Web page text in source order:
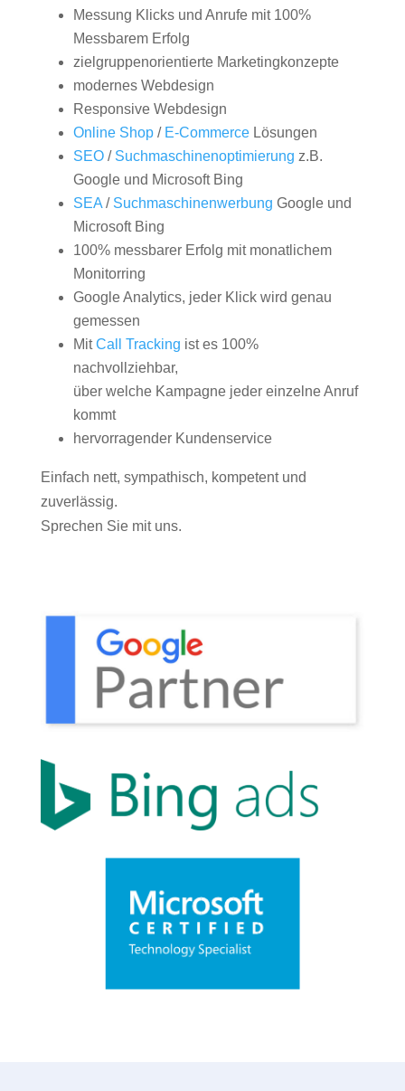
Messung Klicks und Anrufe mit 100%
Messbarem Erfolg
zielgruppenorientierte Marketingkonzepte
modernes Webdesign
Responsive Webdesign
Online Shop/ E-CommerceLösungen
SEO/ Suchmaschinenoptimierung z.B.
Google und Microsoft Bing
SEA/ Suchmaschinenwerbung Google und
Microsoft Bing
100% messbarer Erfolg mit monatlichem
Monitorring
Google Analytics, jeder Klick wird genau
gemessen
MitCall Tracking ist es 100%
nachvollziehbar,
über welche Kampagne jeder einzelne Anruf
kommt
hervorragender Kundenservice
Einfach nett, sympathisch, kompetent und
zuverlässig.
Sprechen Sie mit uns.